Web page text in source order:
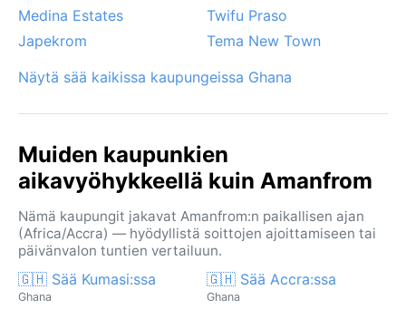
Medina Estates
Twifu Praso
Japekrom
Tema New Town
Näytä sää kaikissa kaupungeissa Ghana
Muiden kaupunkien
aikavyöhykkeellä kuin Amanfrom
Nämä kaupungit jakavat Amanfrom:n paikallisen ajan
(Africa/Accra) — hyödyllistä soittojen ajoittamiseen tai
päivänvalon tuntien vertailuun.
🇬🇭 Sää Kumasi:ssa
Ghana
🇬🇭 Sää Accra:ssa
Ghana